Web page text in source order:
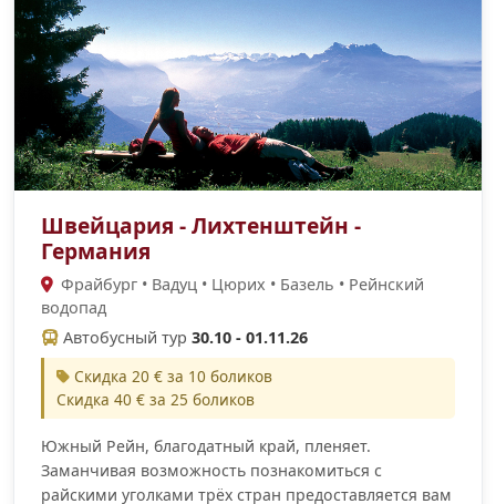
Швейцария - Лихтенштейн -
Германия
Фрайбург • Вадуц • Цюрих • Базель • Рейнский
водопад
Автобусный тур 30.10 - 01.11.26
Скидка 20 € за 10 боликов
Скидка 40 € за 25 боликов
Южный Рейн, благодатный край, пленяет.
Заманчивая возможность познакомиться с
райскими уголками трёх стран предоставляется вам